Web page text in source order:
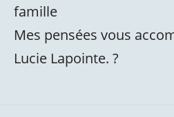
famille
Mes pensées vous
Lucie Lapointe. ?